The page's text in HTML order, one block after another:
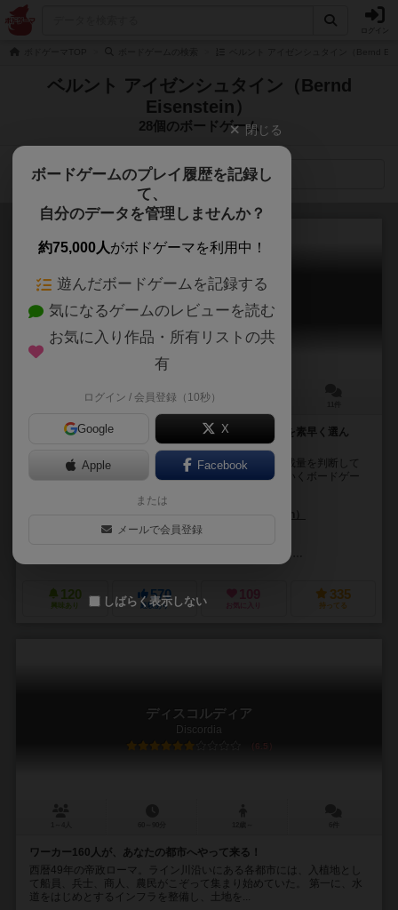
ベルント アイゼンシュタイン（Bernd
Eisenstein）
28個のボードゲーム
検索メニュー
ザックンパック
Pack & Stack / Zack & Pack
30～45分
与えられた荷物をぴったり載せられるようなトラックを素早く選ん
で、荷物を載せていくボードゲーム
各自が抱える荷物を運べるように素早くトラックの積載量を判断して
トラックのカードを獲得し、荷物のブロックを載せていくボードゲー
ミヒャエル・メンツェル（Michael Menzel）
120
興味あり
570
経験あり
109
お気に入り
335
持ってる
ディスコルディア
Discordia
6.5
ワーカー160人が、あなたの都市へやって来る！
西暦49年の帝政ローマ。ライン川沿いにある各都市には、入植地とし
て船員、兵士、商人、農民がこぞって集まり始めていた。 第一に、水
道をはじめとするインフラを整備し、土地を...
閉じる
ボードゲームのプレイ履歴を記録し
て、
自分のデータを管理しませんか？
約75,000人がボドゲーマを利用中！
遊んだボードゲームを記録する
気になるゲームのレビューを読む
お気に入り作品・所有リストの共
有
ログイン / 会員登録（10秒）
Google X
Apple Facebook
または
メールで会員登録
しばらく表示しない